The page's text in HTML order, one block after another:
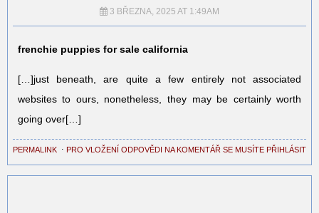
3 BŘEZNA, 2025 AT 1:49AM
frenchie puppies for sale california
[…]just beneath, are quite a few entirely not associated
websites to ours, nonetheless, they may be certainly worth
going over[…]
PERMALINK ⋅ PRO VLOŽENÍ ODPOVĚDI NA KOMENTÁŘ SE MUSÍTE PŘIHLÁSIT